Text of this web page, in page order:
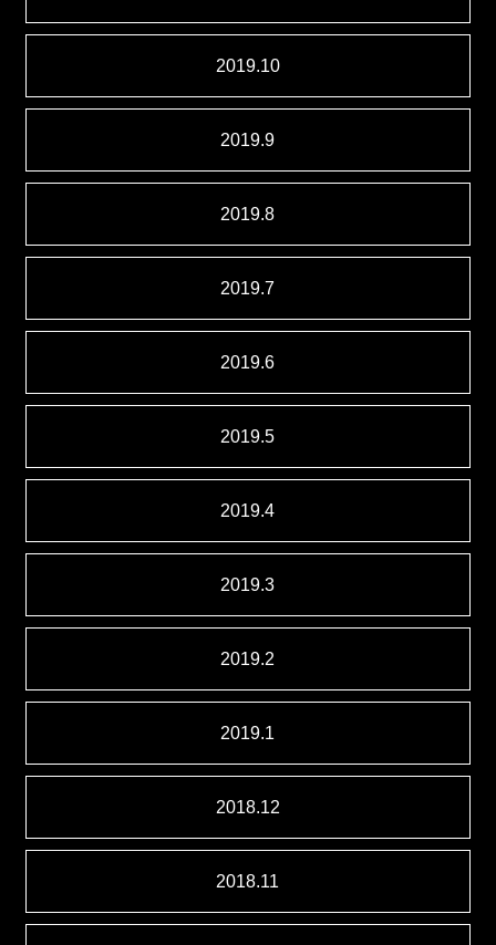
2019.10
2019.9
2019.8
2019.7
2019.6
2019.5
2019.4
2019.3
2019.2
2019.1
2018.12
2018.11